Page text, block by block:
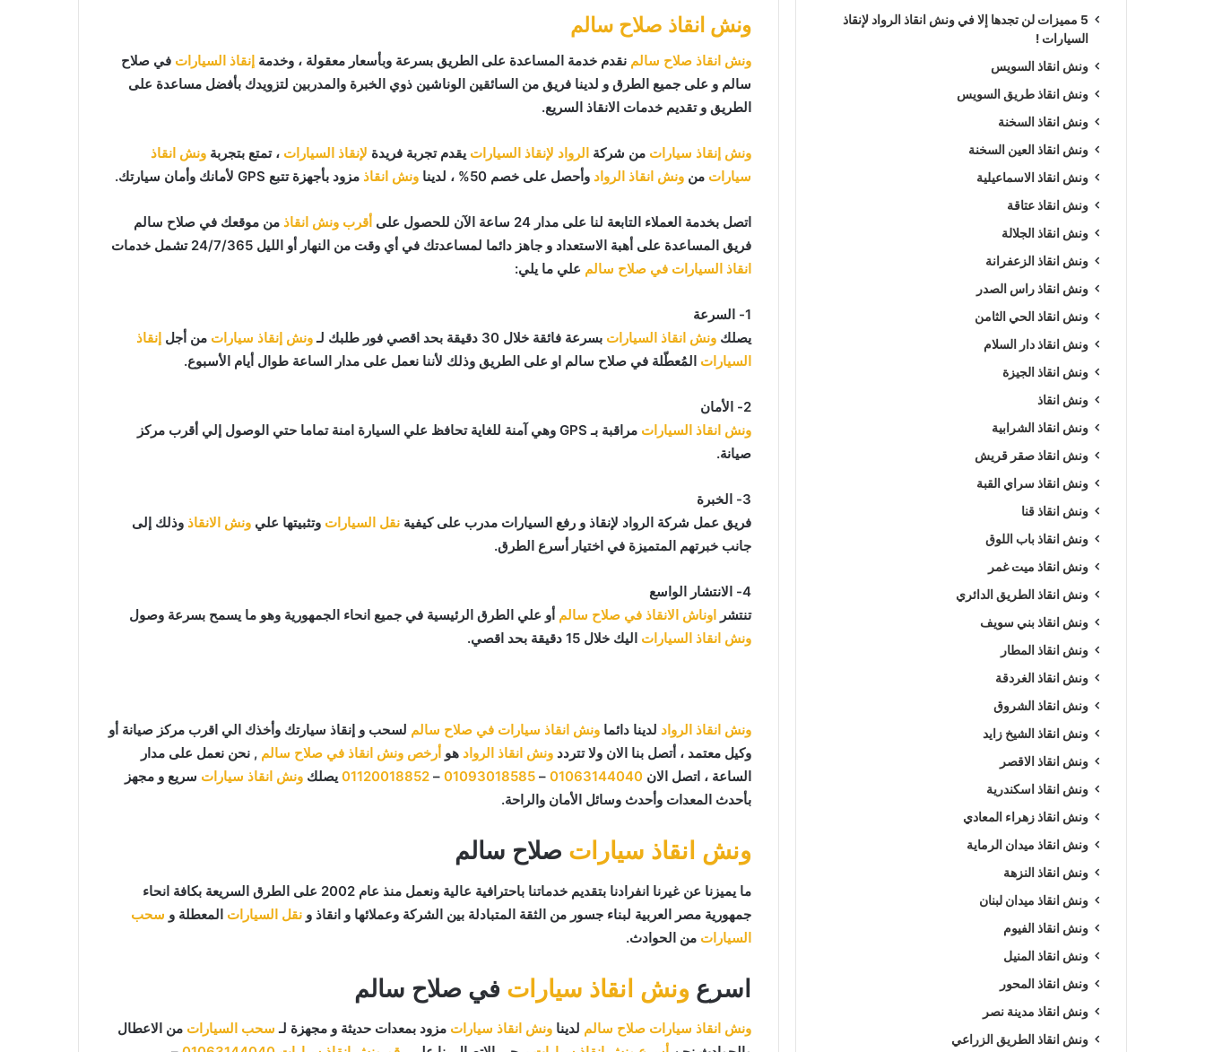
ونش انقاذ صلاح سالم
ونش انقاذ صلاح سالم نقدم خدمة المساعدة على الطريق بسرعة وبأسعار معقولة ، وخدمة إنقاذ السيارات في صلاح
سالم و على جميع الطرق و لدينا فريق من السائقين الوناشين ذوي الخبرة والمدربين لتزويدك بأفضل مساعدة على
الطريق و تقديم خدمات الانقاذ السريع.
ونش إنقاذ سيارات من شركة الرواد لإنقاذ السيارات يقدم تجربة فريدة لإنقاذ السيارات ، تمتع بتجربة ونش انقاذ
سيارات من ونش انقاذ الرواد وأحصل على خصم 50% ، لدينا ونش انقاذ مزود بأجهزة تتبع GPS لأمانك وأمان سيارتك.
اتصل بخدمة العملاء التابعة لنا على مدار 24 ساعة الآن للحصول على أقرب ونش انقاذ من موقعك في صلاح سالم
فريق المساعدة على أهبة الاستعداد و جاهز دائما لمساعدتك في أي وقت من النهار أو الليل 24/7/365 تشمل خدمات
انقاذ السيارات في صلاح سالم علي ما يلي:
1- السرعة
يصلك ونش انقاذ السيارات بسرعة فائقة خلال 30 دقيقة بحد اقصي فور طلبك لـ ونش إنقاذ سيارات من أجل إنقاذ
السيارات المُعطّلة في صلاح سالم او على الطريق وذلك لأننا نعمل على مدار الساعة طوال أيام الأسبوع.
2- الأمان
ونش انقاذ السيارات
مراقبة بـ GPS وهي آمنة للغاية تحافظ علي السيارة امنة تماما حتي الوصول إلي أقرب مركز
صيانة.
3- الخبرة
فريق عمل شركة الرواد لإنقاذ و رفع السيارات مدرب على كيفية نقل السيارات وتثبيتها علي ونش الانقاذ وذلك إلى
جانب خبرتهم المتميزة في اختيار أسرع الطرق.
4- الانتشار الواسع
تنتشر
اوناش الانقاذ في صلاح سالم أو علي الطرق الرئيسية في جميع انحاء الجمهورية وهو ما يسمح بسرعة وصول
ونش انقاذ السيارات اليك خلال 15 دقيقة بحد اقصي.
ونش انقاذ الرواد لدينا دائما ونش انقاذ سيارات في صلاح سالم لسحب و إنقاذ سيارتك وأخذك الي اقرب مركز صيانة أو
وكيل معتمد ، أتصل بنا الان ولا تتردد ونش انقاذ الرواد هو أرخص ونش انقاذ في صلاح سالم , نحن نعمل على مدار
الساعة ، اتصل الان 01063144040
–
01093018585
–
01120018852 يصلك ونش انقاذ سيارات سريع و مجهز
بأحدث المعدات وأحدث وسائل الأمان والراحة.
ونش انقاذ سيارات صلاح سالم
ما يميزنا عن غيرنا انفرادنا بتقديم خدماتنا باحترافية عالية ونعمل منذ عام 2002 على الطرق السريعة بكافة انحاء
جمهورية مصر العربية لبناء جسور من الثقة المتبادلة بين الشركة وعملائها و انقاذ و نقل السيارات المعطلة و سحب
السيارات من الحوادث.
اسرع ونش انقاذ سيارات في صلاح سالم
ونش انقاذ سيارات صلاح سالم لدينا ونش انقاذ سيارات مزود بمعدات حديثة و مجهزة لـ سحب السيارات من الاعطال
5 مميزات لن تجدها إلا في ونش انقاذ الرواد لإنقاذ
السيارات !
ونش انقاذ السويس
ونش انقاذ طريق السويس
ونش انقاذ السخنة
ونش انقاذ العين السخنة
ونش انقاذ الاسماعيلية
ونش انقاذ عتاقة
ونش انقاذ الجلالة
ونش انقاذ الزعفرانة
ونش انقاذ راس الصدر
ونش انقاذ الحي الثامن
ونش انقاذ دار السلام
ونش انقاذ الجيزة
ونش انقاذ
ونش انقاذ الشرابية
ونش انقاذ صقر قريش
ونش انقاذ سراي القبة
ونش انقاذ قنا
ونش انقاذ باب اللوق
ونش انقاذ ميت غمر
ونش انقاذ الطريق الدائري
ونش انقاذ بني سويف
ونش انقاذ المطار
ونش انقاذ الغردقة
ونش انقاذ الشروق
ونش انقاذ الشيخ زايد
ونش انقاذ الاقصر
ونش انقاذ اسكندرية
ونش انقاذ زهراء المعادي
ونش انقاذ ميدان الرماية
ونش انقاذ النزهة
ونش انقاذ ميدان لبنان
ونش انقاذ الفيوم
ونش انقاذ المنيل
ونش انقاذ المحور
ونش انقاذ مدينة نصر
ونش انقاذ الطريق الزراعي